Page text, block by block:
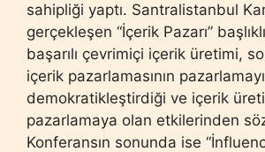
sahipliği yaptı. Santralistanbul
gerçekleşen “İçerik Pazarı”
başarılı çevrimiçi içerik üretimi,
içerik pazarlamasının
demokratikleştirdiği ve içerik
pazarlamaya olan etkilerinden
Konferansın sonunda ise